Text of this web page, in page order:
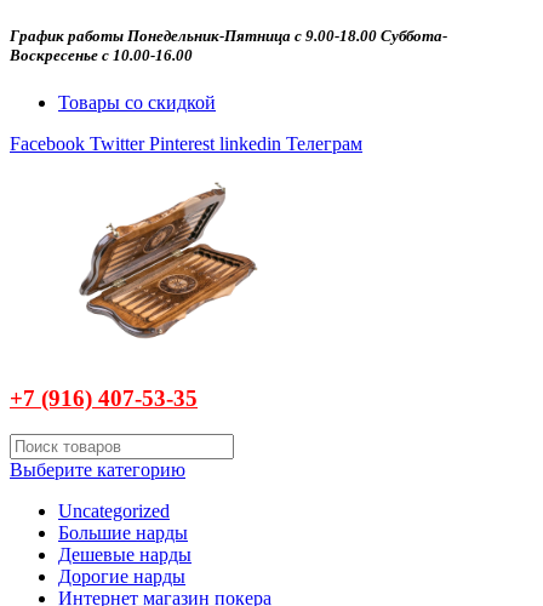
График работы Понедельник-Пятница с 9.00-18.00 Суббота-
Воскресенье с 10.00-16.00
Товары со скидкой
Facebook Twitter Pinterest linkedin Телеграм
+7 (916) 407-53-35
Выберите категорию
Uncategorized
Большие нарды
Дешевые нарды
Дорогие нарды
Интернет магазин покера